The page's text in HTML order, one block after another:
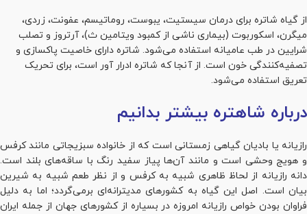
از گیاه شاتره برای درمان سیستیت، یبوست، روماتیسم، عفونت، زردی،
میگرن، اسکوربوت (بیماری ناشی از کمبود ویتامین ث)، آرتروز و تصلب
شرایین در طب عامیانه استفاده می‌شود. شاتره دارای خاصیت پاکسازی و
تصفیه‌کنندگی خون است. از آنجا که شاتره ادرار آور است، برای تحریک
تعریق استفاده می‌شود.
درباره شاهتره بیشتر بدانیم
رازیانه یا بادیان گیاهی زمستانی است که از خانواده سبزیجاتی مانند کرفس
و هویج وحشی است و مانند آن‌ها پیاز سفید رنگ با ساقه‌های بلند است.
دانه رازیانه از لحاظ ظاهری شبیه به کرفس و از نظر طعم شبیه به شیرین
بیان است. اصل این گیاه به کشورهای مدیترانه‌ای برمی‌گردد؛ اما به دلیل
فراوان بودن خواص رازیانه امروزه در بسیاره از کشورهای جهان از جمله ایران